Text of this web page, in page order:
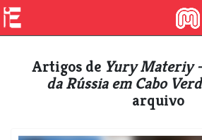
Artigos de Yury Materiy
da Rússia em Cabo
arquivo